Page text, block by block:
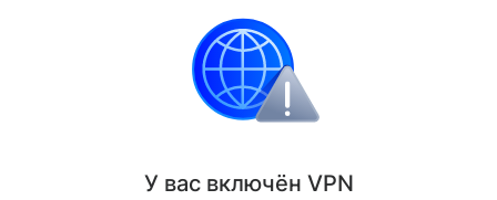
конструкция позволила снизить температуру GPU
примерно с 60 до 22−23°C, хотя сама система
оказалась сложной в настройке и потребовала
доработки контура охлаждения.
Поделиться
У вас включён VPN